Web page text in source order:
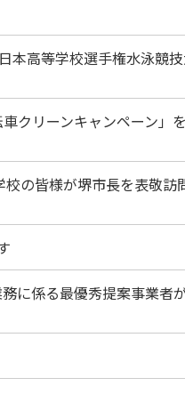
本高等学校選手権水泳競
クリーンキャンペーン」
の皆様が堺市長を表敬訪
に係る最優秀提案事業者